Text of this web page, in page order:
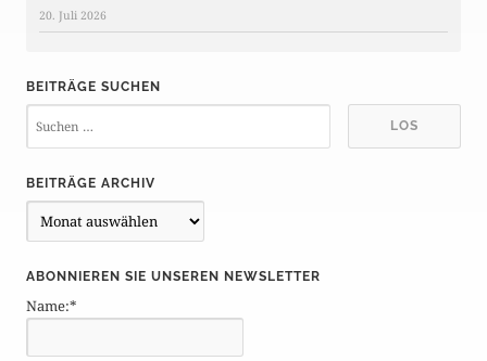
20. Juli 2026
BEITRÄGE SUCHEN
BEITRÄGE ARCHIV
e
t
r
g
ABONNIEREN SIE UNSEREN NEWSLETTER
Name:*